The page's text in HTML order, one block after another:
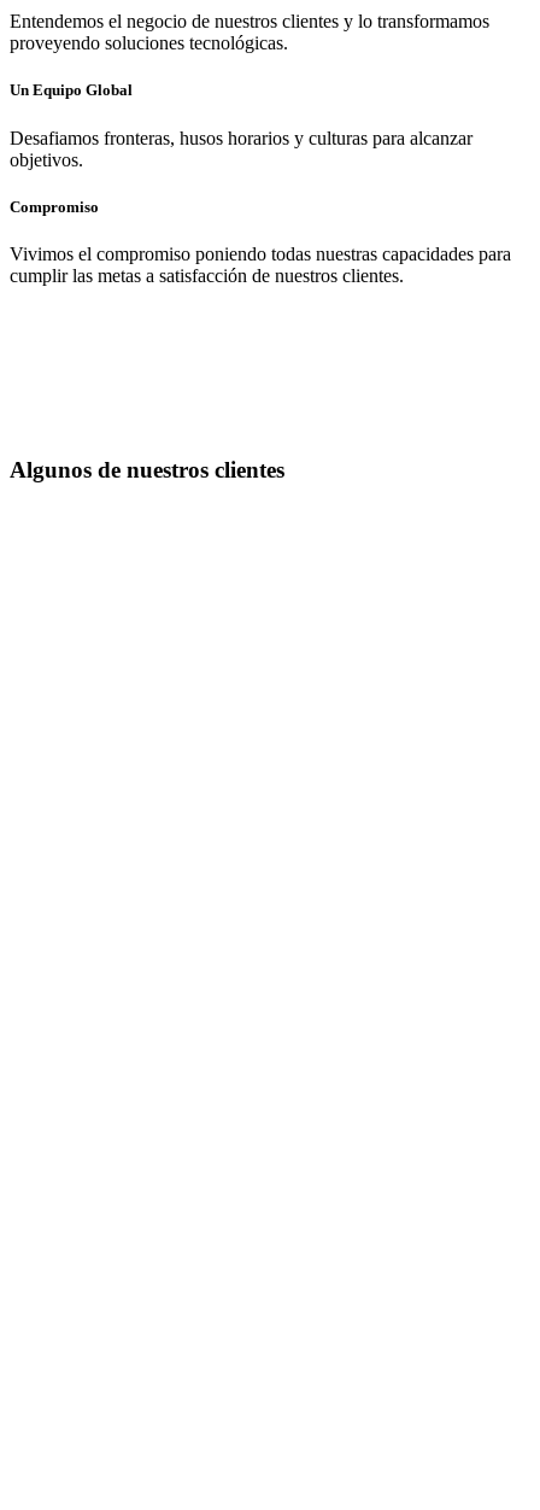
Entendemos el negocio de nuestros clientes y lo transformamos
proveyendo soluciones tecnológicas.
Un Equipo Global
Desafiamos fronteras, husos horarios y culturas para alcanzar
objetivos.
Compromiso
Vivimos el compromiso poniendo todas nuestras capacidades para
cumplir las metas a satisfacción de nuestros clientes.
Algunos de nuestros clientes